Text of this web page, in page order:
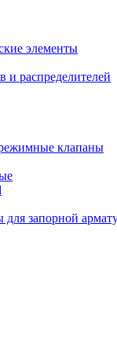
элементы
распределителей
клапаны
для запорной